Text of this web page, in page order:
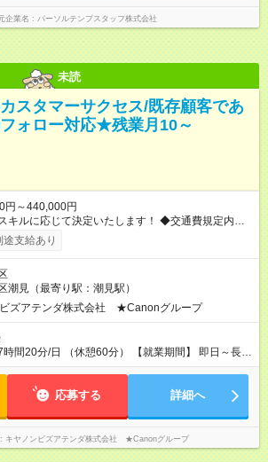
企業名 パーソルテンプスタッフ株式会社
未読
スタマーサクセス/既存顧客であ
ォロー対応★残業月10～
円～440,000円
応じて決定いたします！ ◆交通費規定内支給
） ◆残業代は別途支給 【出張について】 年1
様先への外出・日帰り出張が発生する見込みで
日出勤いただく可能性もあります。 ※休日出勤が
平日に振替休日を取得いただきます。 【試用期
なし
支給あり
潮見（最寄り駅：潮見駅）
ズアテンダ株式会社 ★Canonグループ
/日 （休憩60分） 【就業期間】 即日～長期
整可！現職中の方もお気軽にご相談ください。
出社（業務状況により月に数回リモートワーク
応募する 詳細へ
キヤノンビズアテンダ株式会社 ★Canonグループ